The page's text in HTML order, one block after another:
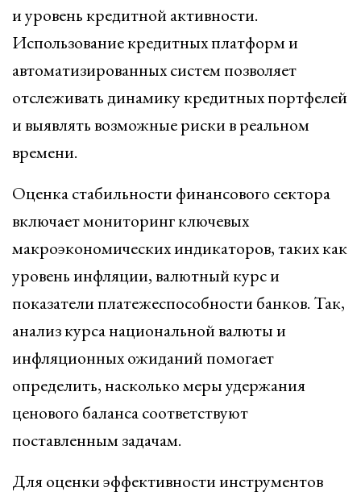
и уровень кредитной активности.
Использование кредитных платформ и
автоматизированных систем позволяет
отслеживать динамику кредитных портфелей
и выявлять возможные риски в реальном
времени.
Оценка стабильности финансового сектора
включает мониторинг ключевых
макроэкономических индикаторов, таких как
уровень инфляции, валютный курс и
показатели платежеспособности банков. Так,
анализ курса национальной валюты и
инфляционных ожиданий помогает
определить, насколько меры удержания
ценового баланса соответствуют
поставленным задачам.
Для оценки эффективности инструментов